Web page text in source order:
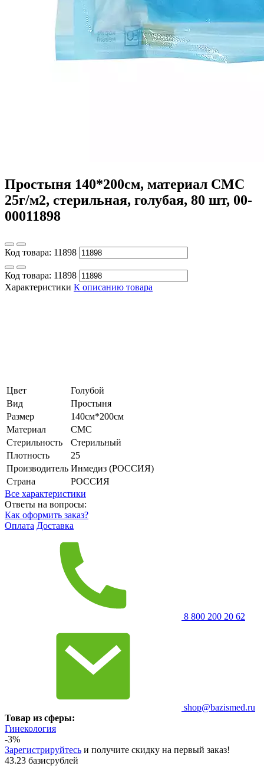
Простыня 140*200см, материал СМС
25г/м2, стерильная, голубая, 80 шт, 00-
00011898
Код товара: 11898
Код товара: 11898
Характеристики К описанию товара
Цвет
Голубой
Вид
Простыня
Размер
140см*200см
Материал
СМС
Стерильность
Стерильный
Плотность
25
Производитель Инмедиз (РОССИЯ)
Страна
РОССИЯ
Все характеристики
Ответы на вопросы:
Как оформить заказ?
Оплата Доставка
8 800 200 20 62
shop@bazismed.ru
Товар из сферы:
Гинекология
-3%
Зарегистрируйтесь и получите скидку на первый заказ!
43.23 базисрублей